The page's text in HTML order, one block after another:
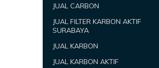
JUAL CARBON
JUAL FILTER KARBON AKTIF
SURABAYA
JUAL KARBON
JUAL KARBON AKTIF